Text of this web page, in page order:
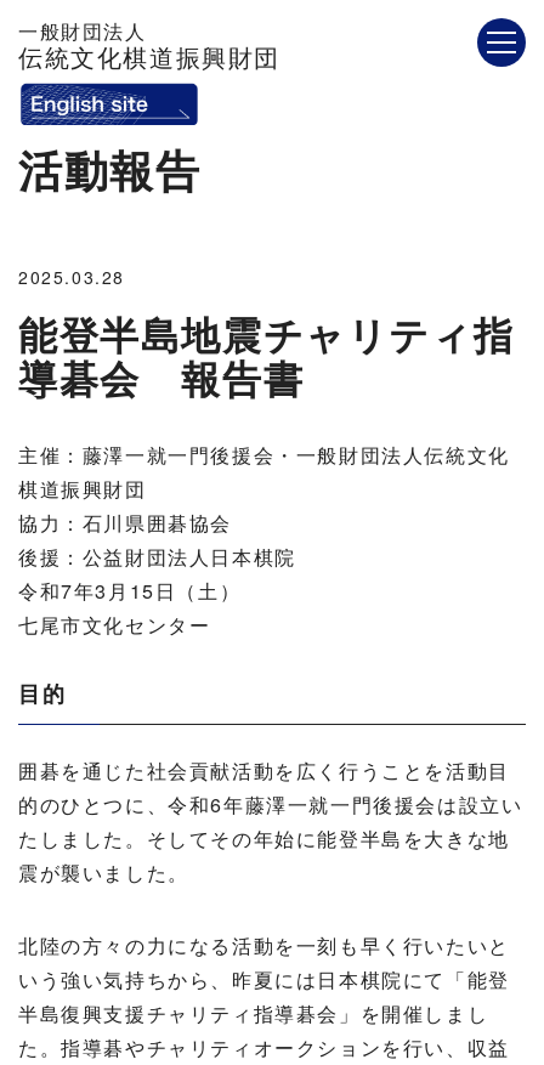
一般財団法人
伝統文化棋道振興財団
活動報告
2025.03.28
能登半島地震チャリティ指
導碁会 報告書
主催：藤澤一就一門後援会・一般財団法人伝統文化
棋道振興財団
協力：石川県囲碁協会
後援：公益財団法人日本棋院
令和7年3月15日（土）
七尾市文化センター
目的
囲碁を通じた社会貢献活動を広く行うことを活動目
的のひとつに、令和6年藤澤一就一門後援会は設立い
たしました。そしてその年始に能登半島を大きな地
震が襲いました。
北陸の方々の力になる活動を一刻も早く行いたいと
いう強い気持ちから、昨夏には日本棋院にて「能登
半島復興支援チャリティ指導碁会」を開催しまし
た。指導碁やチャリティオークションを行い、収益